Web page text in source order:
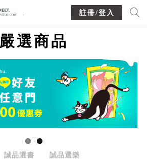
註冊/登入
嚴選商品
誠品選書 誠品選樂